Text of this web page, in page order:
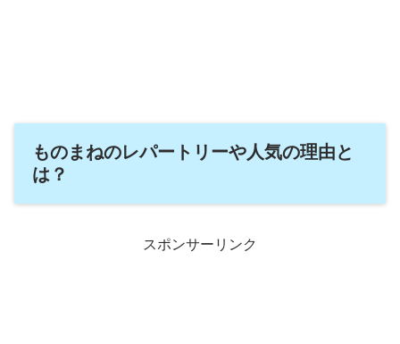
ものまねのレパートリーや人気の理由と
は？
スポンサーリンク